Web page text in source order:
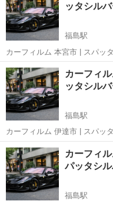
ッタシル
福島駅
カーフィルム 本宮市 | スパッ
グリーン ゴーストオーロラフ
クフィルム 車フィルム 安い 🚗【カーフィルム探してる方へ】車種入
力だけで一発検...
福島 福島市
カーフィ
ッタシル
福島駅
カーフィルム 伊達市 | スパッ
グリーン ゴーストオーロラフ
クフィルム 車フィルム 安い 🚗【カーフィルム探してる方へ】車種入
力だけで一発検...
福島 福島市
カーフィ
パッタシ
福島駅